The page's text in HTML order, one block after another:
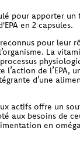
pour apporter un
en 2 capsules.
pour leur
La
de l’EPA,
d’une
actifs offre un
aux besoins de
en